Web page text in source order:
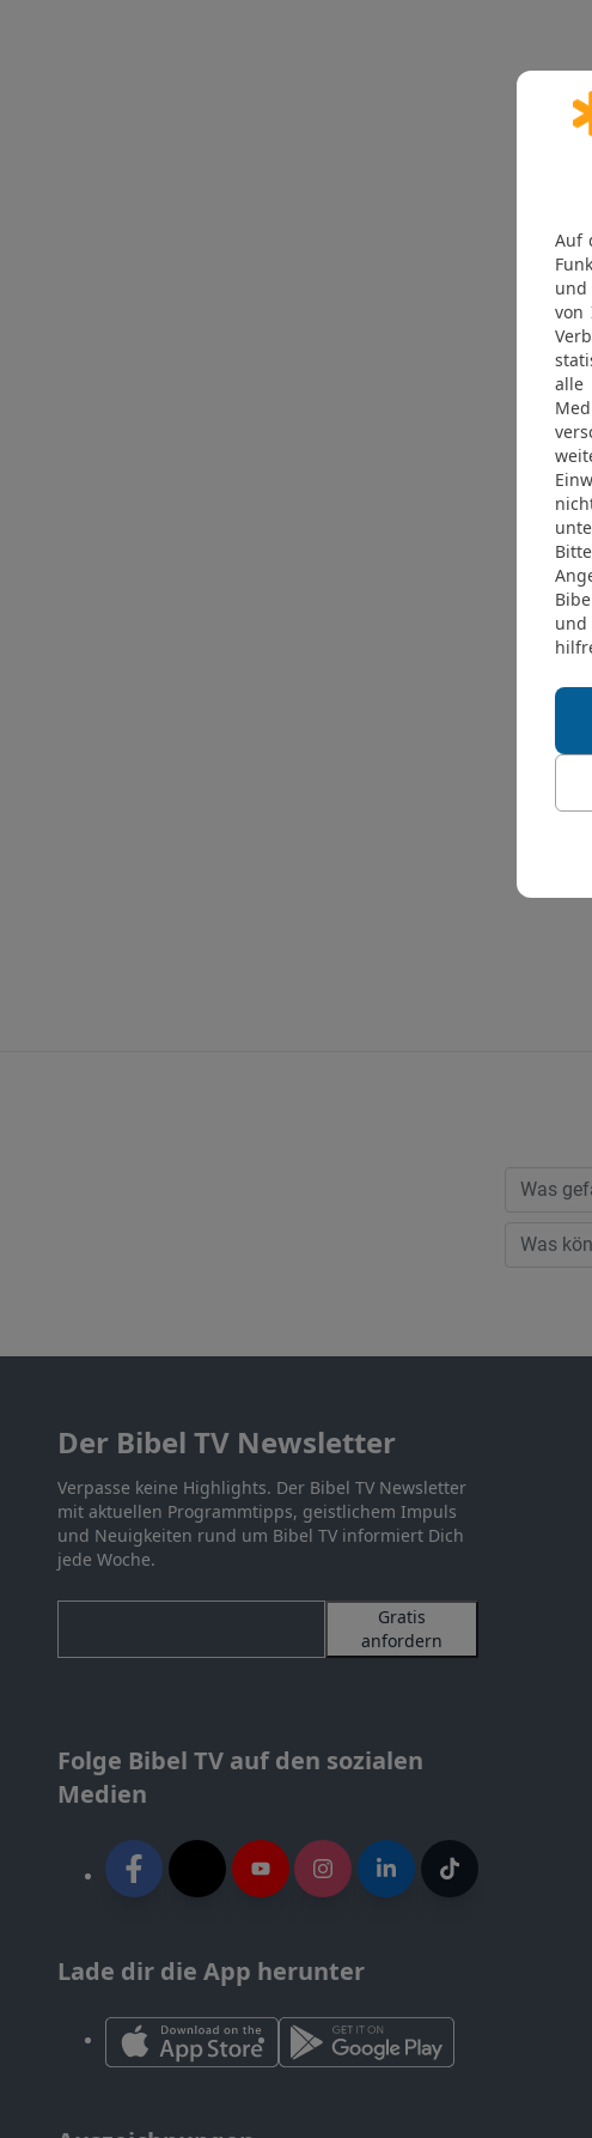
Der Bibel TV Newsletter
Verpasse keine Highlights. Der Bibel TV Newsletter
mit aktuellen Programmtipps, geistlichem Impuls
und Neuigkeiten rund um Bibel TV informiert Dich
jede Woche.
Gratis
anfordern
Folge Bibel TV auf den sozialen
Medien
Lade dir die App herunter